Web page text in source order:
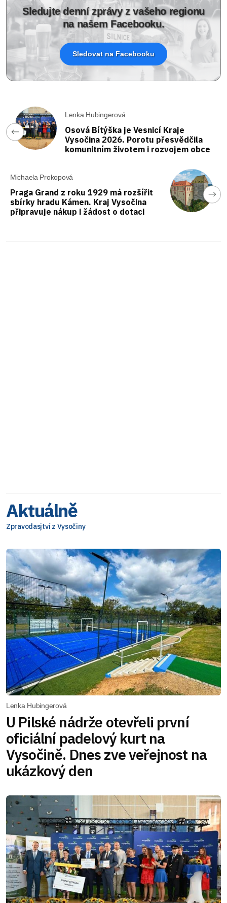
Sledujte denní zprávy z vašeho regionu
na našem Facebooku.
Sledovat na Facebooku
Lenka Hubingerová
Osová Bítýška je Vesnicí Kraje
Vysočina 2026. Porotu přesvědčila
komunitním životem i rozvojem obce
Michaela Prokopová
Praga Grand z roku 1929 má rozšířit
sbírky hradu Kámen. Kraj Vysočina
připravuje nákup i žádost o dotaci
Aktuálně
Zpravodasjtví z Vysočiny
Lenka Hubingerová
U Pilské nádrže otevřeli první
oficiální padelový kurt na
Vysočině. Dnes zve veřejnost na
ukázkový den